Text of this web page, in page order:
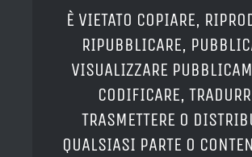
È VIETATO COPIARE,
RIPUBBLICARE,
VISUALIZZARE
CODIFICARE,
TRASMETTERE O
QUALSIASI PARTE O